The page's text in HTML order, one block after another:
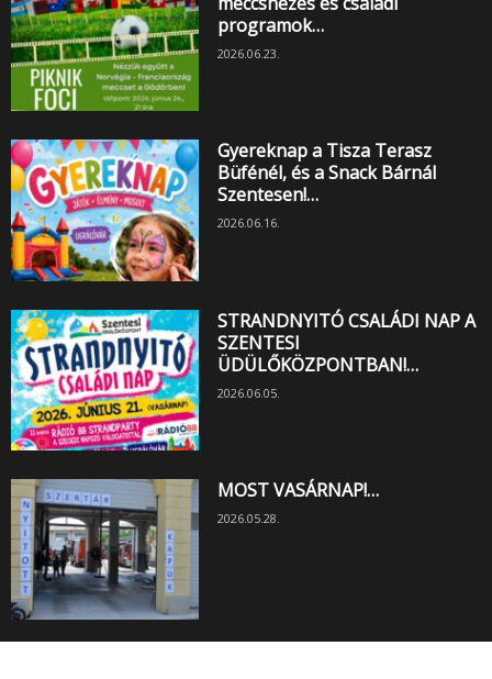
programok…
2026.06.23.
Gyereknap a Tisza Terasz
Büfénél, és a Snack Bárnál
Szentesen!…
2026.06.16.
STRANDNYITÓ CSALÁDI NAP A
SZENTESI
ÜDÜLŐKÖZPONTBAN!…
2026.06.05.
MOST VASÁRNAP!…
2026.05.28.